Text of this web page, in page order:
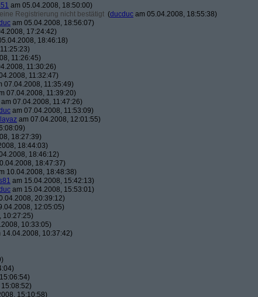
am 05.04.2008, 18:50:00)
Registrierung nicht bestätigt (ducduc am 05.04.2008, 18:55:38)
am 05.04.2008, 18:56:07)
17:24:42)
18:46:18)
11:26:45)
11:30:26)
11:32:47)
07.04.2008, 11:35:49)
07.04.2008, 11:39:20)
am 07.04.2008, 11:47:26)
am 07.04.2008, 11:53:09)
am 07.04.2008, 12:01:55)
18:27:39)
18:44:03)
18:46:12)
18:47:37)
10.04.2008, 18:48:38)
am 15.04.2008, 15:42:13)
am 15.04.2008, 15:53:01)
20:39:12)
12:05:05)
10:27:25)
10:33:05)
14.04.2008, 10:37:42)
15:10:58)